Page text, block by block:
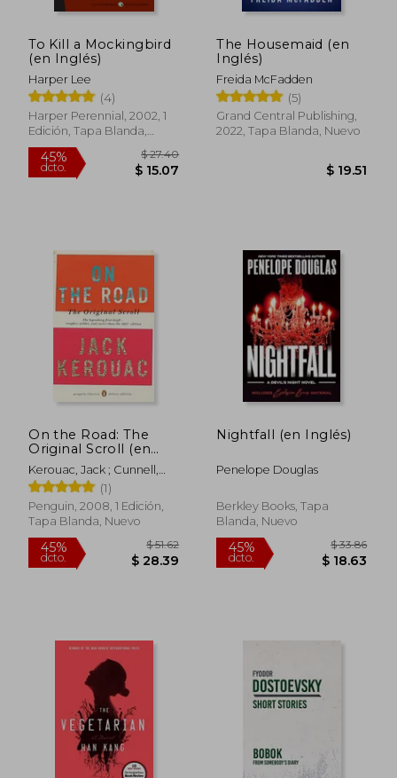
40%
dcto.
45%
dcto.
To Kill a Mockingbird
(en Inglés)
Harper Lee
(4)
Harper Perennial, 2002, 1
Edición, Tapa Blanda,
Nuevo
The Housemaid (en
Inglés)
Freida McFadden
(5)
Grand Central Publishing,
2022, Tapa Blanda, Nuevo
On the Road: The
Original Scroll (en
Inglés)
Kerouac, Jack ; Cunnell,
Howard ; Vlagopoulos,
Penny
(1)
Penguin, 2008, 1 Edición,
Tapa Blanda, Nuevo
Nightfall (en Inglés)
Penelope Douglas
Berkley Books, Tapa
Blanda, Nuevo